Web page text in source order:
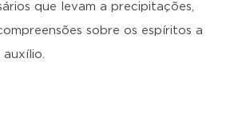
que levam a precipitações,
sobre os espíritos a
auxílio.